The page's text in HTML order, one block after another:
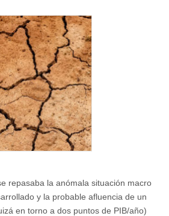
macro
de
la
política
contra
el
cambio
climático
(II)
repasaba la anómala situación macro
y la probable afluencia de un
en torno a dos puntos de PIB/año)